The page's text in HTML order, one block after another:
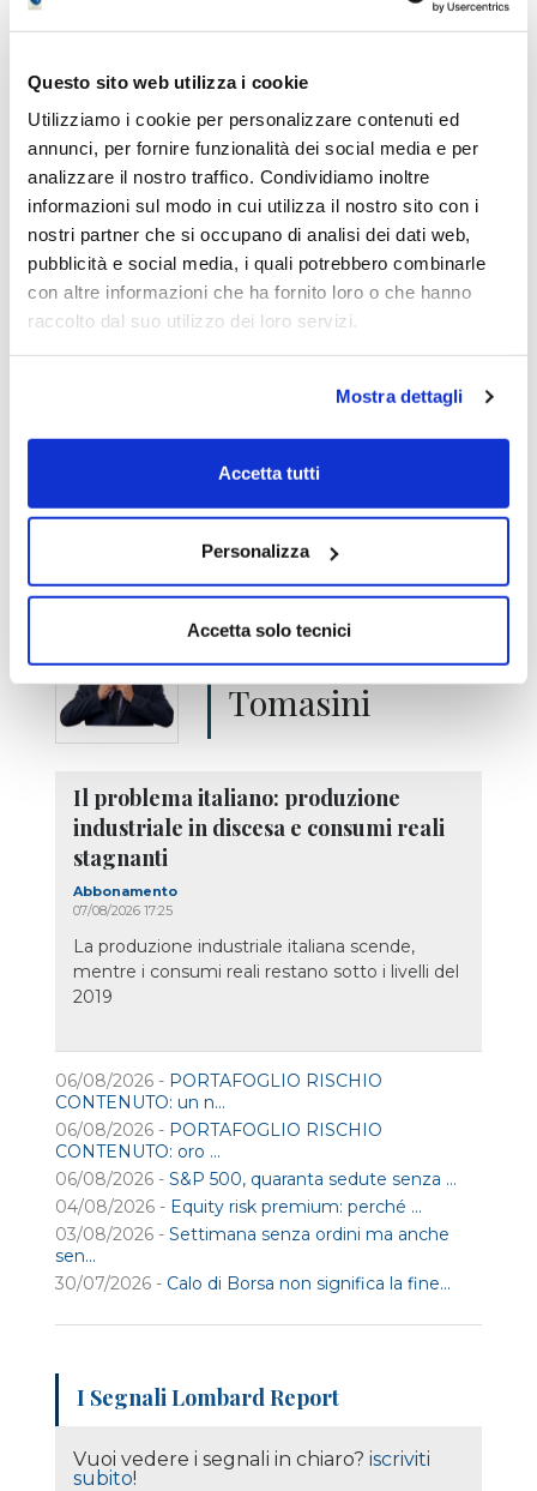
Questo sito web utilizza i cookie
Utilizziamo i cookie per personalizzare contenuti ed
annunci, per fornire funzionalità dei social media e per
analizzare il nostro traffico. Condividiamo inoltre
informazioni sul modo in cui utilizza il nostro sito con i
nostri partner che si occupano di analisi dei dati web,
pubblicità e social media, i quali potrebbero combinarle
con altre informazioni che ha fornito loro o che hanno
raccolto dal suo utilizzo dei loro servizi.
Mostra dettagli
Accetta tutti
Personalizza
Accetta solo tecnici
Piano Bar : Focus Commodity del 2026-08-01
Piano Bar : Focus Commodity del 2026-07-25
Piano Bar : Quadro Tecnico del 2026-07-19
Piano Bar : Focus Commodity del 2026-07-18
Piano Bar : Quadro Tecnico del 2026-07-12
Piano Bar : Focus Commodity del 2026-07-11
Piano Bar : Quadro Tecnico del 2026-07-05
Piano Bar : Focus Commodity del 2026-07-04
Rischio Contenuto
Aggiornato al 06/08/2026 17:31
Emilio
Tomasini
Il problema italiano: produzione
industriale in discesa e consumi reali
stagnanti
Abbonamento
07/08/2026 17:25
La produzione industriale italiana scende,
mentre i consumi reali restano sotto i livelli del
2019
06/08/2026 - PORTAFOGLIO RISCHIO
CONTENUTO: un n...
06/08/2026 - PORTAFOGLIO RISCHIO
CONTENUTO: oro ...
06/08/2026 - S&P 500, quaranta sedute senza ...
04/08/2026 - Equity risk premium: perché ...
03/08/2026 - Settimana senza ordini ma anche
sen...
30/07/2026 - Calo di Borsa non significa la fine...
I Segnali Lombard Report
Vuoi vedere i segnali in chiaro? iscriviti
subito!